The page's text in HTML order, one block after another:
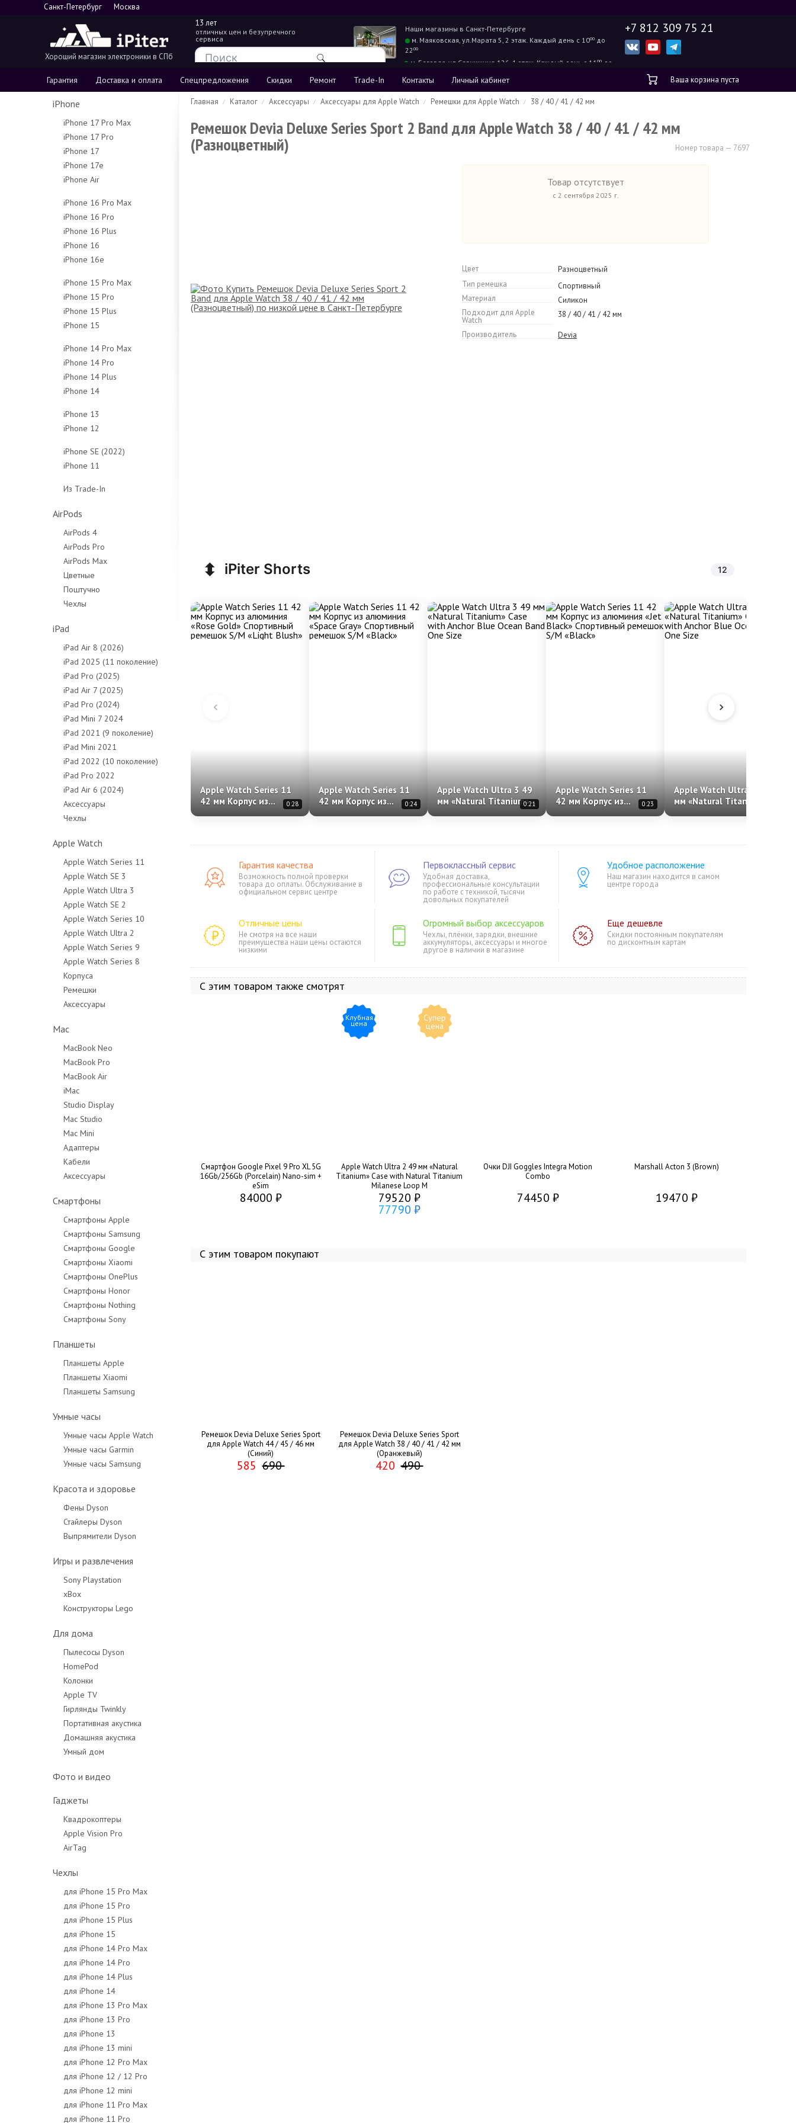
Санкт-Петербург Москва
Хороший магазин электроники в СПб
+7 812 309 75 21
Наши магазины в Санкт-Петербурге
м. Маяковская, ул.Марата 5, 2 этаж. Каждый день с 1000 до
2200
м. Беговая, ул.Савушкина 126, 1 этаж. Каждый день с 11 00 до
13 лет
отличных цен и безупречного
сервиса
Гарантия Доставка и оплата Спецпредложения Скидки Ремонт Trade-In Контакты Личный кабинет Ваша корзина пуста
iPhone
iPhone 17 Pro Max
256Gb
512Gb
1Tb
2Tb
iPhone 17 Pro
256Gb
512Gb
1Tb
iPhone 17
256Gb
512Gb
iPhone 17e
256Gb
iPhone Air
iPhone 16 Pro Max
256Gb
512Gb
1Tb
Чехлы
iPhone 16 Pro
128Gb
256Gb
512Gb
Чехлы
iPhone 16 Plus
128Gb
256Gb
Чехлы
iPhone 16
128Gb
Чехлы
iPhone 16e
Чехлы
iPhone 15 Pro Max
256Gb
512Gb
1Tb
Чехлы
iPhone 15 Pro
128Gb
256Gb
Чехлы
iPhone 15 Plus
128Gb
Чехлы
iPhone 15
Чехлы
iPhone 14 Pro Max
128Gb
256Gb
512Gb
Чехлы
iPhone 14 Pro
128Gb
256Gb
iPhone 14 Plus
128Gb
iPhone 14
Чехлы
iPhone 13
128Gb
iPhone 12
Чехлы
iPhone SE (2022)
64Gb
Чехлы
Защитные стёкла
iPhone 11
Чехлы
Из Trade-In
AirPods
AirPods 4
AirPods Pro
AirPods Max
Цветные
Поштучно
Чехлы
iPad
iPad Air 8 (2026)
iPad 2025 (11 поколение)
iPad Pro (2025)
iPad Air 7 (2025)
iPad Pro (2024)
iPad Mini 7 2024
iPad 2021 (9 поколение)
iPad Mini 2021
iPad 2022 (10 поколение)
iPad Pro 2022
iPad Air 6 (2024)
Аксессуары
Чехлы
Apple Watch
Apple Watch Series 11
Apple Watch SE 3
Apple Watch Ultra 3
Apple Watch SE 2
Apple Watch Series 10
Apple Watch Ultra 2
Apple Watch Series 9
Apple Watch Series 8
Корпуса
Ремешки
Аксессуары
Mac
MacBook Neo
MacBook Pro
MacBook Pro 14"
MacBook Pro 16"
MacBook Air
iMac
Studio Display
Mac Studio
Mac Mini
Адаптеры
Кабели
Аксессуары
Смартфоны
Смартфоны Apple
Смартфоны Samsung
Смартфоны Google
Смартфоны Xiaomi
Смартфоны OnePlus
Смартфоны Honor
Смартфоны Nothing
Смартфоны Sony
Планшеты
Планшеты Apple
Планшеты Xiaomi
Планшеты Samsung
Умные часы
Умные часы Apple Watch
Умные часы Garmin
Умные часы Samsung
Красота и здоровье
Фены Dyson
Стайлеры Dyson
Выпрямители Dyson
Игры и развлечения
Sony Playstation
xBox
Конструкторы Lego
Для дома
Пылесосы Dyson
HomePod
Колонки
Apple TV
Гирлянды Twinkly
Портативная акустика
Домашняя акустика
Умный дом
Фото и видео
Гаджеты
Квадрокоптеры
Apple Vision Pro
AirTag
Чехлы
для iPhone 15 Pro Max
для iPhone 15 Pro
для iPhone 15 Plus
для iPhone 15
для iPhone 14 Pro Max
для iPhone 14 Pro
для iPhone 14 Plus
для iPhone 14
для iPhone 13 Pro Max
для iPhone 13 Pro
для iPhone 13
для iPhone 13 mini
для iPhone 12 Pro Max
для iPhone 12 / 12 Pro
для iPhone 12 mini
для iPhone 11 Pro Max
для iPhone 11 Pro
Главная Каталог Аксессуары Аксессуары для Apple Watch Ремешки для Apple Watch 38 / 40 / 41 / 42 мм
Ремешок Devia Deluxe Series Sport 2 Band для Apple Watch 38 / 40 / 41 / 42 мм
(Разноцветный) Номер товара — 7697
Товар отсутствует
с 2 сентября 2025 г.
Цвет
Разноцветный
Тип ремешка
Спортивный
Материал
Силикон
Подходит для Apple
Watch
38 / 40 / 41 / 42 мм
Производитель
Devia
⬍ iPiter Shorts 12
Apple Watch Series 11
42 мм Корпус из
алюминия «Rose Gold»
0:28
Apple Watch Series 11
42 мм Корпус из
алюминия «Space Gray»
0:24
Apple Watch Ultra 3 49
мм «Natural Titanium»
Case with Anchor Blue
0:21
Apple Watch Series 11
42 мм Корпус из
алюминия «Jet Black»
0:23
Apple Watch Ultra 3 49
мм «Natural Titanium»
Гарантия качества
Возможность полной проверки
товара до оплаты. Обслуживание в
официальном сервис центре
Первоклассный сервис
Удобная доставка,
профессиональные консультации
по работе с техникой, тысячи
довольных покупателей
Удобное расположение
Наш магазин находится в самом
центре города
Отличные цены
Не смотря на все наши
преимущества наши цены остаются
низкими
Огромный выбор аксессуаров
Чехлы, плёнки, зарядки, внешние
аккумуляторы, аксессуары и многое
другое в наличии в магазине
Еще дешевле
Скидки постоянным покупателям
по дисконтным картам
С этим товаром также смотрят
Смартфон Google Pixel 9 Pro XL 5G
16Gb/256Gb (Porcelain) Nano-sim +
eSim
84000 ₽
Супер
цена
Клубная
цена
Apple Watch Ultra 2 49 мм «Natural
Titanium» Case with Natural Titanium
Milanese Loop M
79520 ₽
77790 ₽
Очки DJI Goggles Integra Motion
Combo
74450 ₽
Marshall Acton 3 (Brown)
19470 ₽
С этим товаром покупают
Ремешок Devia Deluxe Series Sport
для Apple Watch 44 / 45 / 46 мм
(Синий)
585 690
Ремешок Devia Deluxe Series Sport
для Apple Watch 38 / 40 / 41 / 42 мм
(Оранжевый)
420 490